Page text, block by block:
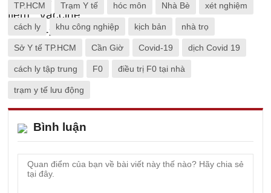
TP.HCM Trạm Y tế hóc môn Nhà Bè xét nghiệm
cách ly khu công nghiệp kịch bản nhà trọ
Sở Y tế TP.HCM Cần Giờ Covid-19 dịch Covid 19
cách ly tập trung F0 điều trị F0 tại nhà
trạm y tế lưu động
Bình luận